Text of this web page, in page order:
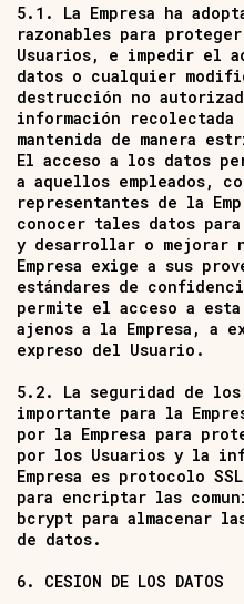
5.1. La Empresa ha
razonables para
Usuarios, e impedir el
datos o cualquier
destrucción no
información recolectada
mantenida de manera
El acceso a los datos
a aquellos empleados,
representantes de la
conocer tales datos para
y desarrollar o mejorar
Empresa exige a sus
estándares de
permite el acceso a
ajenos a la Empresa, a
expreso del Usuario.
5.2. La seguridad de
importante para la
por la Empresa para
por los Usuarios y la
Empresa es protocolo
para encriptar las
bcrypt para almacenar
de datos.
6. CESION DE LOS DATOS